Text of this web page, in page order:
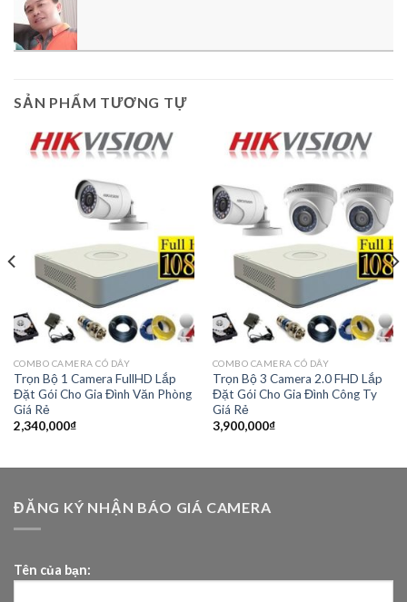
SẢN PHẨM TƯƠNG TỰ
COMBO CAMERA CÓ DÂY
Trọn Bộ 1 Camera FullHD Lắp
Đặt Gói Cho Gia Đình Văn Phòng
Giá Rẻ
2,340,000₫
COMBO CAMERA CÓ DÂY
Trọn Bộ 3 Camera 2.0 FHD Lắp
Đặt Gói Cho Gia Đình Công Ty
Giá Rẻ
3,900,000₫
ĐĂNG KÝ NHẬN BÁO GIÁ CAMERA
Tên của bạn: